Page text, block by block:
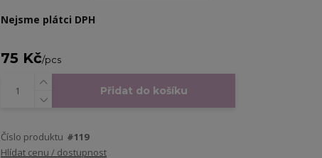
Nejsme plátci DPH
75 Kč/pcs
Přidat do košíku
Číslo produktu #119
Hlídat cenu / dostupnost